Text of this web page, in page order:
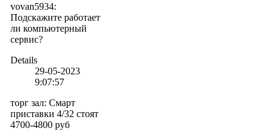
vovan5934:
Подскажите работает
ли компьютерный
сервис?
Details
29-05-2023
9:07:57
торг зал: Смарт
приставки 4/32 стоят
4700-4800 руб